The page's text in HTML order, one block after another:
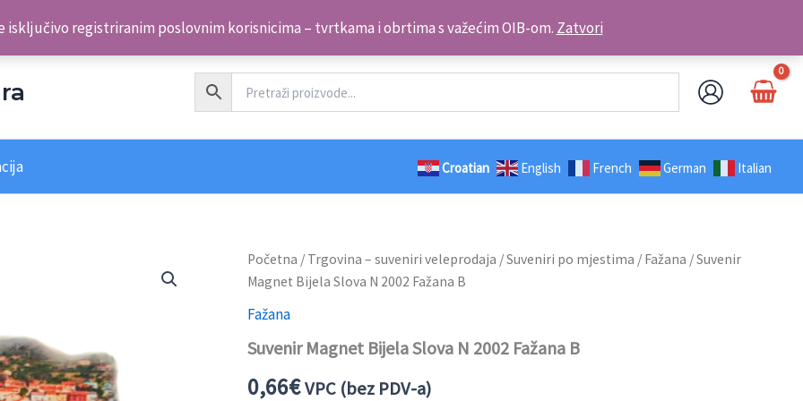
isključivo registriranim poslovnim korisnicima – tvrtkama i obrtima s važećim OIB-om. ZatvoriKontakt telefon: +385 98 179 3891
Croatian English French German Italian
Početna / Trgovina – suveniri veleprodaja /Suveniri po mjestima / Fažana / Suvenir
Magnet Bijela Slova N 2002 Fažana B
Fažana
Suvenir Magnet Bijela Slova N 2002 Fažana B
0,66€VPC (bez PDV-a)
Suvenir
Magnet
Bijela
Slova
2002
B